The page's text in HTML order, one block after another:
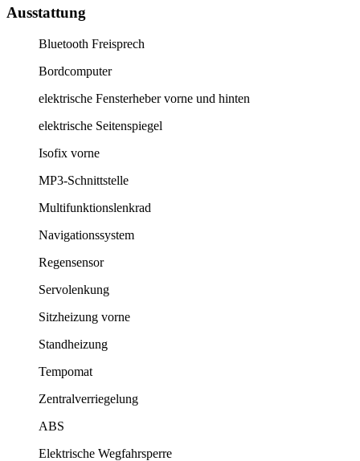
Ausstattung
Bluetooth Freisprech
Bordcomputer
elektrische Fensterheber vorne und hinten
elektrische Seitenspiegel
Isofix vorne
MP3-Schnittstelle
Multifunktionslenkrad
Navigationssystem
Regensensor
Servolenkung
Sitzheizung vorne
Standheizung
Tempomat
Zentralverriegelung
ABS
Elektrische Wegfahrsperre